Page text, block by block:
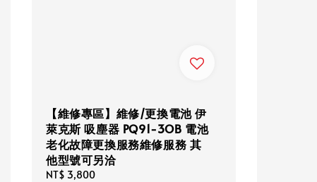
【維修專區】維修/更換電池 伊
萊克斯 吸塵器 PQ91-3OB 電池
老化故障更換服務維修服務 其
他型號可另洽
Regular
NT$ 3,800